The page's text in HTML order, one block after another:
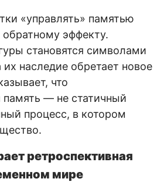
«управлять» памятью
обратному эффекту.
становятся символами
их наследие обретает новое
что
память — не статичный
процесс, в котором
ретроспективная
мире